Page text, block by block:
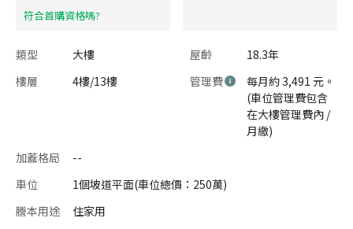
​符合首購資格嗎?
類型 大樓 屋齡
18.3年
樓層
4樓/13樓 管理費
每月約 3,491 元。
(車位管理費包含
在大樓管理費內 /
月繳)
加蓋格局
--
車位
1個坡道平面(車位總價：250萬)
謄本用途
住家用